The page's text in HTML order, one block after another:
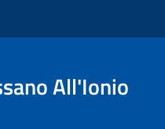
All'Ionio